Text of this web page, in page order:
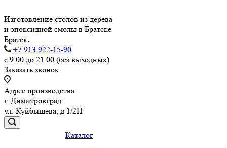
Изготовление столов из дерева
и эпоксидной смолы в Братске
Братск
+7 913 922-15-90
с 9:00 до 21:00 (без выходных)
Заказать звонок
Адрес производства
г. Димитровград
ул. Куйбышева, д 1/2П
Каталог